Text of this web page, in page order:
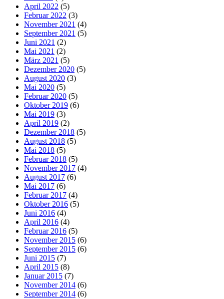
April 2022 (5)
Februar 2022 (3)
November 2021 (4)
September 2021 (5)
Juni 2021 (2)
Mai 2021 (2)
März 2021 (5)
Dezember 2020 (5)
August 2020 (3)
Mai 2020 (5)
Februar 2020 (5)
Oktober 2019 (6)
Mai 2019 (3)
April 2019 (2)
Dezember 2018 (5)
August 2018 (5)
Mai 2018 (5)
Februar 2018 (5)
November 2017 (4)
August 2017 (6)
Mai 2017 (6)
Februar 2017 (4)
Oktober 2016 (5)
Juni 2016 (4)
April 2016 (4)
Februar 2016 (5)
November 2015 (6)
September 2015 (6)
Juni 2015 (7)
April 2015 (8)
Januar 2015 (7)
November 2014 (6)
September 2014 (6)